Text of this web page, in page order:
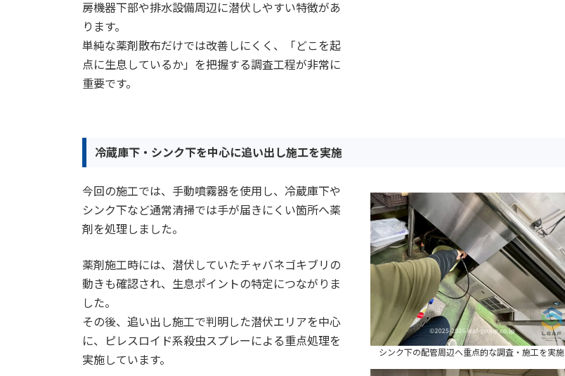
房機器下部や排水設備周辺に潜伏しやすい特徴があ
ります。
単純な薬剤散布だけでは改善しにくく、「どこを起
点に生息しているか」を把握する調査工程が非常に
重要です。
冷蔵庫下・シンク下を中心に追い出し施工を実施
今回の施工では、手動噴霧器を使用し、冷蔵庫下や
シンク下など通常清掃では手が届きにくい箇所へ薬
剤を処理しました。
薬剤施工時には、潜伏していたチャバネゴキブリの
動きも確認され、生息ポイントの特定につながりま
した。
その後、追い出し施工で判明した潜伏エリアを中心
に、ピレスロイド系殺虫スプレーによる重点処理を
実施しています。
シンク下の配管周辺へ重点的な調査・施工を実施